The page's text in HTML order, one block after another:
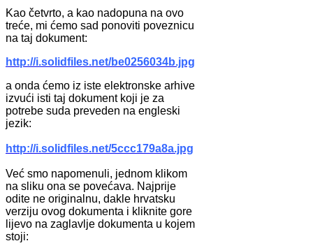
Kao četvrto, a kao nadopuna na ovo
treće, mi ćemo sad ponoviti poveznicu
na taj dokument:
http://i.solidfiles.net/be0256034b.jpg
a onda ćemo iz iste elektronske arhive
izvući isti taj dokument koji je za
potrebe suda preveden na engleski
jezik:
http://i.solidfiles.net/5ccc179a8a.jpg
Već smo napomenuli, jednom klikom
na sliku ona se povećava. Najprije
odite ne originalnu, dakle hrvatsku
verziju ovog dokumenta i kliknite gore
lijevo na zaglavlje dokumenta u kojem
stoji: